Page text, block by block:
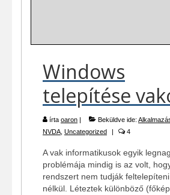
Windows
telepítése
írta oaron Beküldve ide:
NVDA, Uncategorized 4
A vak informatikusok egyik
problémája mindig is az volt,
rendszert nem tudják
nélkül. Léteztek különböző